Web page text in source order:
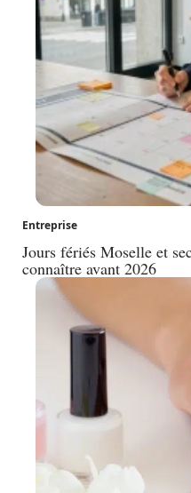
Entreprise
Jours fériés Moselle et
connaître avant 2026